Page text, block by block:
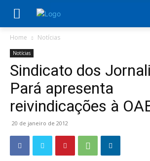
Home Notícias
Notícias
Sindicato dos
Pará apresenta
reivindicações à
20 de janeiro de 2012